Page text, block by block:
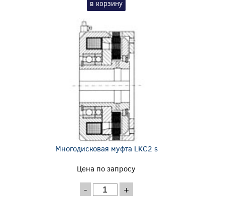
в корзину
Многодисковая муфта LKC2 s
Цена по запросу
- +